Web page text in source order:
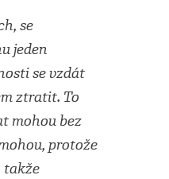
se
jeden
se vzdát
ztratit. To
mohou bez
protože
takže